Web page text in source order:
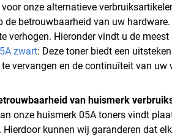
voor onze alternatieve
de betrouwbaarheid van uw
verhogen. Hieronder vindt u de
zwart: Deze toner biedt een
vervangen en de continuïteit van uw
van huismerk
onze huismerk 05A toners vindt
Hierdoor kunnen wij garanderen dat